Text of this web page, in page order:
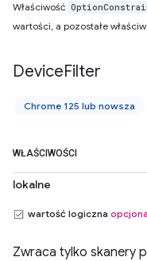
Właściwość
wartości, a pozostałe
DeviceFilter
Chrome 125 lub nowsza
WŁAŚCIWOŚCI
lokalne
wartość logiczna
Zwraca tylko skanery